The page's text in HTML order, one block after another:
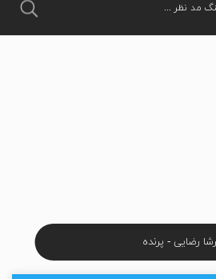
رضایی - پرنده